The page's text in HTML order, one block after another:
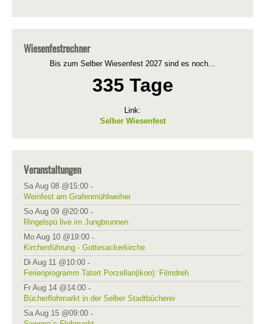
Wiesenfestrechner
Bis zum Selber Wiesenfest 2027 sind es noch...
335 Tage
Link:
Selber Wiesenfest
Veranstaltungen
Sa Aug 08 @15:00 -
Weinfest am Grafenmühlweiher
So Aug 09 @20:00 -
Ringelspü live im Jungbrunnen
Mo Aug 10 @19:00 -
Kirchenführung - Gottesackerkirche
Di Aug 11 @10:00 -
Ferienprogramm Tatort Porzellan(ikon): Filmdreh
Fr Aug 14 @14:00 -
Bücherflohmarkt in der Selber Stadtbücherei
Sa Aug 15 @09:00 -